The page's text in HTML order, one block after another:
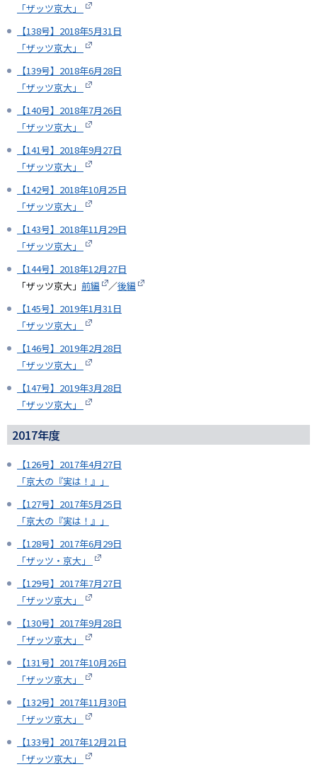
「ザッツ京大」
【138号】2018年5月31日
「ザッツ京大」
【139号】2018年6月28日
「ザッツ京大」
【140号】2018年7月26日
「ザッツ京大」
【141号】2018年9月27日
「ザッツ京大」
【142号】2018年10月25日
「ザッツ京大」
【143号】2018年11月29日
「ザッツ京大」
【144号】2018年12月27日
「ザッツ京大」 前編 ／後編
【145号】2019年1月31日
「ザッツ京大」
【146号】2019年2月28日
「ザッツ京大」
【147号】2019年3月28日
「ザッツ京大」
2017年度
【126号】2017年4月27日
「京大の『実は！』」
【127号】2017年5月25日
「京大の『実は！』」
【128号】2017年6月29日
「ザッツ・京大」
【129号】2017年7月27日
「ザッツ京大」
【130号】2017年9月28日
「ザッツ京大」
【131号】2017年10月26日
「ザッツ京大」
【132号】2017年11月30日
「ザッツ京大」
【133号】2017年12月21日
「ザッツ京大」